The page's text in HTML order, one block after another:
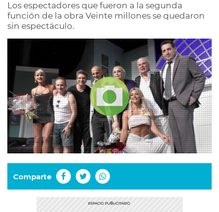
Los espectadores que fueron a la segunda
función de la obra Veinte millones se quedaron
sin espectáculo.
Comparte